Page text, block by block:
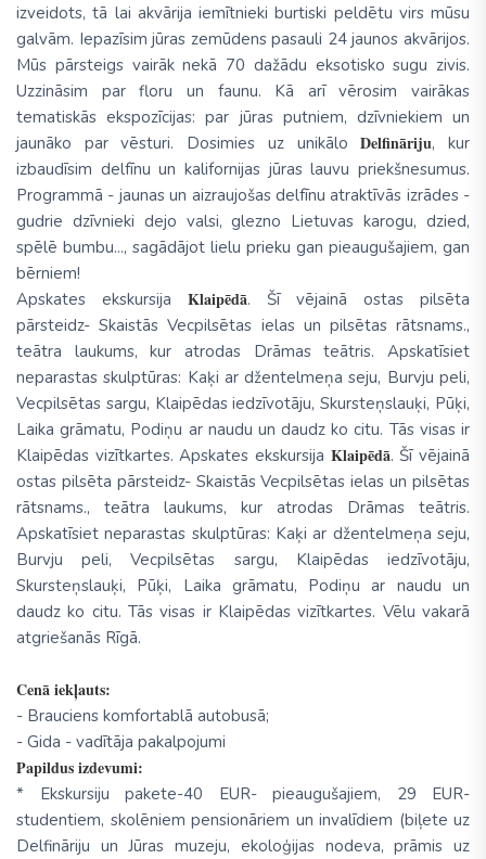
izveidots, tā lai akvārija iemītnieki burtiski peldētu virs mūsu
galvām. Iepazīsim jūras zemūdens pasauli 24 jaunos akvārijos.
Mūs pārsteigs vairāk nekā 70 dažādu eksotisko sugu zivis.
Uzzināsim par floru un faunu. Kā arī vērosim vairākas
tematiskās ekspozīcijas: par jūras putniem, dzīvniekiem un
jaunāko par vēsturi. Dosimies uz unikāloDelfināriju, kur
izbaudīsim delfīnu un kalifornijas jūras lauvu priekšnesumus.
Programmā - jaunas un aizraujošas delfīnu atraktīvās izrādes -
gudrie dzīvnieki dejo valsi, glezno Lietuvas karogu, dzied,
spēlē bumbu..., sagādājot lielu prieku gan pieaugušajiem, gan
bērniem!
Apskates ekskursija Klaipēdā. Šī vējainā ostas pilsēta
pārsteidz- Skaistās Vecpilsētas ielas un pilsētas rātsnams.,
teātra laukums, kur atrodas Drāmas teātris. Apskatīsiet
neparastas skulptūras: Kaķi ar džentelmeņa seju, Burvju peli,
Vecpilsētas sargu, Klaipēdas iedzīvotāju, Skursteņslauķi, Pūķi,
Laika grāmatu, Podiņu ar naudu un daudz ko citu. Tās visas ir
Klaipēdas vizītkartes. Apskates ekskursija Klaipēdā. Šī vējainā
ostas pilsēta pārsteidz- Skaistās Vecpilsētas ielas un pilsētas
rātsnams., teātra laukums, kur atrodas Drāmas teātris.
Apskatīsiet neparastas skulptūras: Kaķi ar džentelmeņa seju,
Burvju peli, Vecpilsētas sargu, Klaipēdas iedzīvotāju,
Skursteņslauķi, Pūķi, Laika grāmatu, Podiņu ar naudu un
daudz ko citu. Tās visas ir Klaipēdas vizītkartes. Vēlu vakarā
atgriešanās Rīgā.
Cenā iekļauts:
- Brauciens komfortablā autobusā;
- Gida - vadītāja pakalpojumi
Papildus izdevumi:
* Ekskursiju pakete-40 EUR- pieaugušajiem, 29 EUR-
studentiem, skolēniem pensionāriem un invalīdiem (biļete uz
Delfināriju un Jūras muzeju, ekoloģijas nodeva, prāmis uz